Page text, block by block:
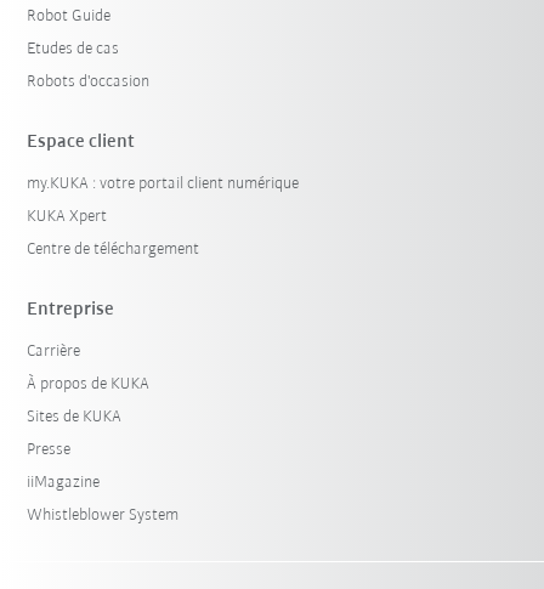
Robot Guide
Etudes de cas
Robots d'occasion
Espace client
my.KUKA : votre portail client numérique
KUKA Xpert
Centre de téléchargement
Entreprise
Carrière
À propos de KUKA
Sites de KUKA
Presse
iiMagazine
Whistleblower System